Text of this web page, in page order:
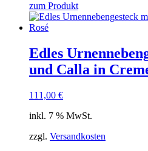
zum Produkt
Edles
und Calla in
111,00 €
inkl. 7 % MwSt.
zzgl. Versandkosten